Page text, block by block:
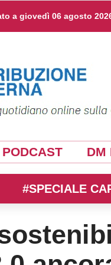
a giovedì 06 agosto
PODCAST DM
#SPECIALE